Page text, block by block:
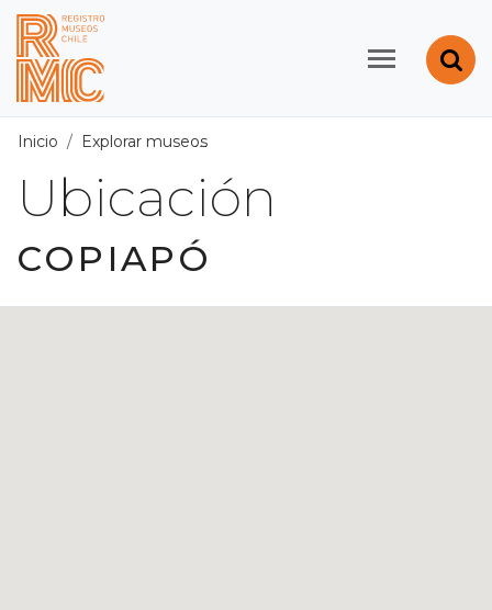
Contenido principal
Registro de Museos
Inicio Explorar museos
Ubicación
COPIAPÓ